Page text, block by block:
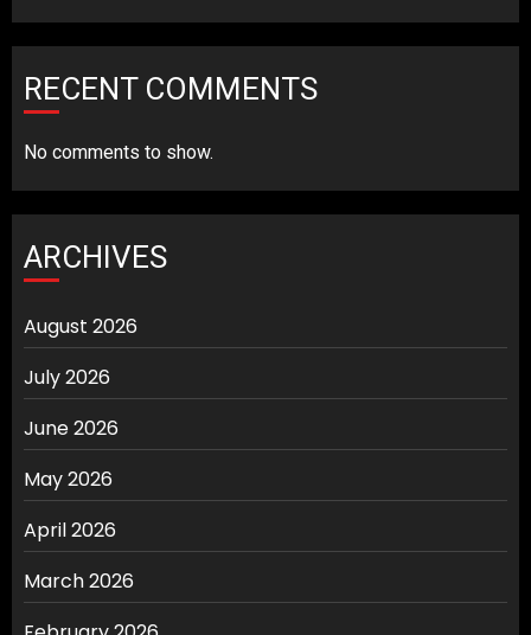
RECENT COMMENTS
No comments to show.
ARCHIVES
August 2026
July 2026
June 2026
May 2026
April 2026
March 2026